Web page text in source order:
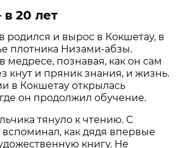
в 20 лет
родился и вырос в Кокшетау, в
плотника Низами-абзы.
медресе, познавая, как он сам
кнут и пряник знания, и жизнь.
в Кокшетау открылась
он продолжил обучение.
тянуло к чтению. С
как дядя впервые
книгу. Не